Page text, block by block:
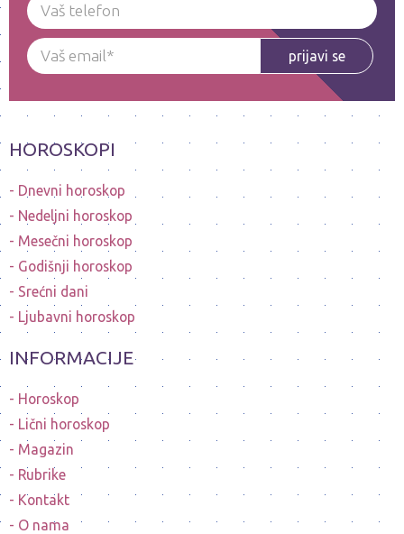
prijavi se
HOROSKOPI
Dnevni horoskop
Nedeljni horoskop
Mesečni horoskop
Godišnji horoskop
Srećni dani
Ljubavni horoskop
INFORMACIJE
Horoskop
Lični horoskop
Magazin
Rubrike
Kontakt
O nama